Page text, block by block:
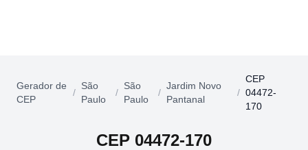
Gerador de
CEP
/
São
Paulo
/
São
Paulo
/
Jardim Novo
Pantanal
/
CEP
04472-
170
CEP 04472-170